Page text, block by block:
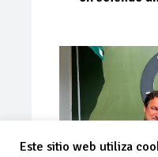
Este sitio web utiliza